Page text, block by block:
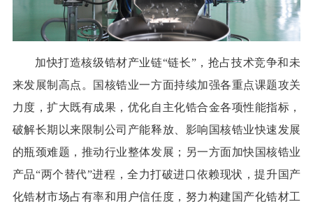
加快打造核级锆材产业链“链长”，抢占技术竞争和未
来发展制高点。国核锆业一方面持续加强各重点课题攻关
力度，扩大既有成果，优化自主化锆合金各项性能指标，
破解长期以来限制公司产能释放、影响国核锆业快速发展
的瓶颈难题，推动行业整体发展；另一方面加快国核锆业
产品“两个替代”进程，全力打破进口依赖现状，提升国产
化锆材市场占有率和用户信任度，努力构建国产化锆材工